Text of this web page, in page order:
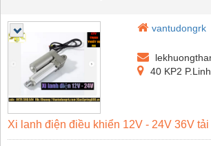
vantudongrk
40 KP2
Xi lanh điện điều khiển 12V - 24V 36V